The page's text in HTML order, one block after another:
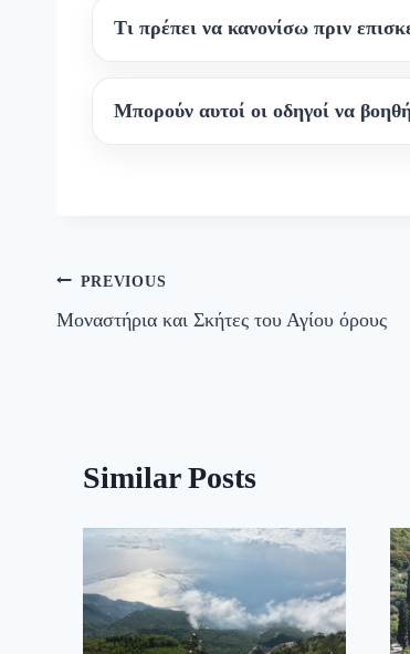
Τι πρέπει να κανονίσω πριν
Μπορούν αυτοί οι οδηγοί να
Πλοήγηση
άρθρων
PREVIOUS
Μοναστήρια και Σκήτες του Αγίου όρους
Similar Posts